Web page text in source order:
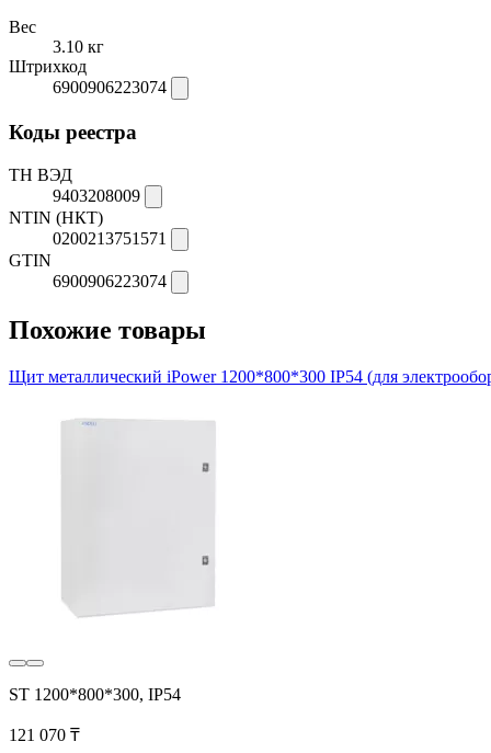
Вес
3.10 кг
Штрихкод
6900906223074
Коды реестра
ТН ВЭД
9403208009
NTIN (НКТ)
0200213751571
GTIN
6900906223074
Похожие товары
Щит металлический iPower 1200*800*300 IP54 (для
ST 1200*800*300, IP54
121 070 ₸